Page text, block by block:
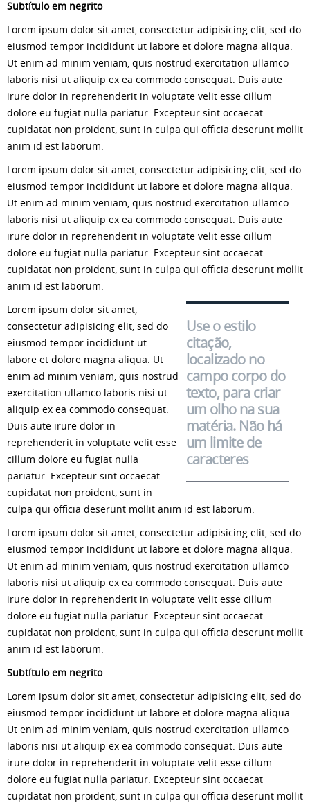
Subtítulo em negrito
Lorem ipsum dolor sit amet, consectetur adipisicing elit, sed do
eiusmod tempor incididunt ut labore et dolore magna aliqua.
Ut enim ad minim veniam, quis nostrud exercitation ullamco
laboris nisi ut aliquip ex ea commodo consequat. Duis aute
irure dolor in reprehenderit in voluptate velit esse cillum
dolore eu fugiat nulla pariatur. Excepteur sint occaecat
cupidatat non proident, sunt in culpa qui officia deserunt mollit
anim id est laborum.
Lorem ipsum dolor sit amet, consectetur adipisicing elit, sed do
eiusmod tempor incididunt ut labore et dolore magna aliqua.
Ut enim ad minim veniam, quis nostrud exercitation ullamco
laboris nisi ut aliquip ex ea commodo consequat. Duis aute
irure dolor in reprehenderit in voluptate velit esse cillum
dolore eu fugiat nulla pariatur. Excepteur sint occaecat
cupidatat non proident, sunt in culpa qui officia deserunt mollit
anim id est laborum.
Use o estilo
citação,
localizado no
campo corpo do
texto, para criar
um olho na sua
matéria. Não há
um limite de
caracteres
Lorem ipsum dolor sit amet,
consectetur adipisicing elit, sed do
eiusmod tempor incididunt ut
labore et dolore magna aliqua. Ut
enim ad minim veniam, quis nostrud
exercitation ullamco laboris nisi ut
aliquip ex ea commodo consequat.
Duis aute irure dolor in
reprehenderit in voluptate velit esse
cillum dolore eu fugiat nulla
pariatur. Excepteur sint occaecat
cupidatat non proident, sunt in
culpa qui officia deserunt mollit anim id est laborum.
Lorem ipsum dolor sit amet, consectetur adipisicing elit, sed do
eiusmod tempor incididunt ut labore et dolore magna aliqua.
Ut enim ad minim veniam, quis nostrud exercitation ullamco
laboris nisi ut aliquip ex ea commodo consequat. Duis aute
irure dolor in reprehenderit in voluptate velit esse cillum
dolore eu fugiat nulla pariatur. Excepteur sint occaecat
cupidatat non proident, sunt in culpa qui officia deserunt mollit
anim id est laborum.
Subtítulo em negrito
Lorem ipsum dolor sit amet, consectetur adipisicing elit, sed do
eiusmod tempor incididunt ut labore et dolore magna aliqua.
Ut enim ad minim veniam, quis nostrud exercitation ullamco
laboris nisi ut aliquip ex ea commodo consequat. Duis aute
irure dolor in reprehenderit in voluptate velit esse cillum
dolore eu fugiat nulla pariatur. Excepteur sint occaecat
cupidatat non proident, sunt in culpa qui officia deserunt mollit